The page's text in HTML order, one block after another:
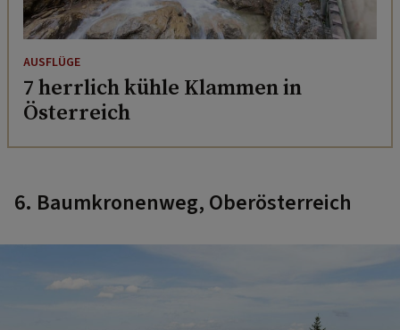
AUSFLÜGE
7 herrlich kühle Klammen in
Österreich
6. Baumkronenweg, Oberösterreich